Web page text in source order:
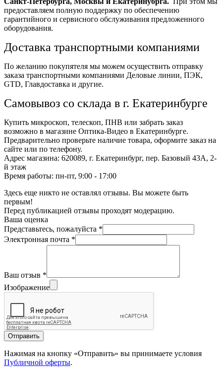
предоставляем полную поддержку по обеспечению
гарантийного и сервисного обслуживания предложенного
оборудования.
Доставка транспортными компаниями
По желанию покупятеля мы можем осуществить отправку
заказа транспортными компаниями Деловые линии, ПЭК,
GTD, Главдоставка и другие.
Самовывоз со склада в г. Екатеринбурге
Купить микроскоп, телескоп, ПНВ или забрать заказ
возможно в магазине Оптика-Видео в Екатеринбурге.
Предварительно проверьте наличие товара, оформите заказ на
сайте или по телефону.
Адрес магазина: 620089, г. Екатеринбург, пер. Базовый 43А, 2-
й этаж
Время работы: пн-пт, 9:00 - 17:00
Здесь еще никто не оставлял отзывы. Вы можете быть
первым!
Перед публикацией отзывы проходят модерацию.
Ваша оценка
Представьтесь, пожалуйста *
Электронная почта *
Ваш отзыв *
Изображение
Отправить
Нажимая на кнопку «Отправить» вы принимаете условия
Публичной оферты.